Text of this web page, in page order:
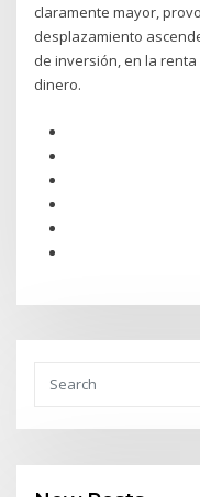
claramente mayor,
desplazamiento
de inversión, en la
dinero.